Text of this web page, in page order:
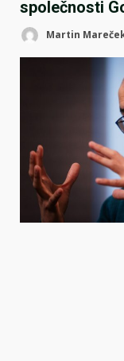
společnosti
Martin